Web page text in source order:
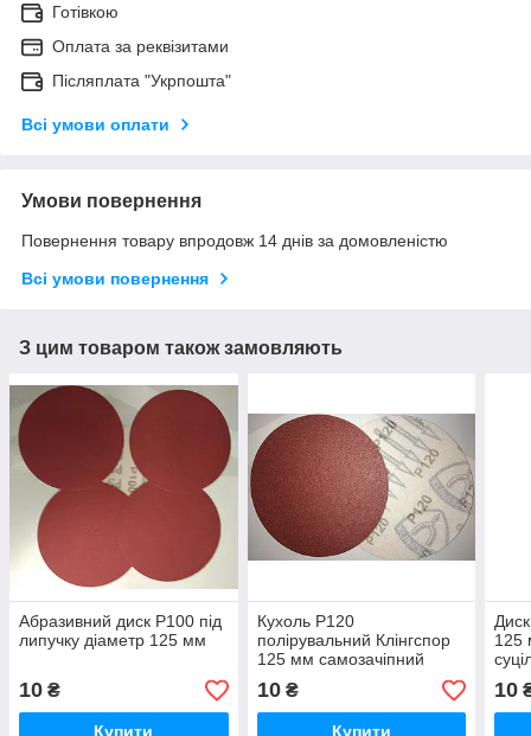
Готівкою
Оплата за реквізитами
Післяплата "Укрпошта"
Всі умови оплати
Умови повернення
Повернення товару впродовж 14 днів за домовленістю
Всі умови повернення
З цим товаром також замовляють
Абразивний диск Р100 під
липучку діаметр 125 мм
10 ₴
Купити
Кухоль Р120
полірувальний Клінгспор
125 мм самозачіпний
10₴
Купити
125
10